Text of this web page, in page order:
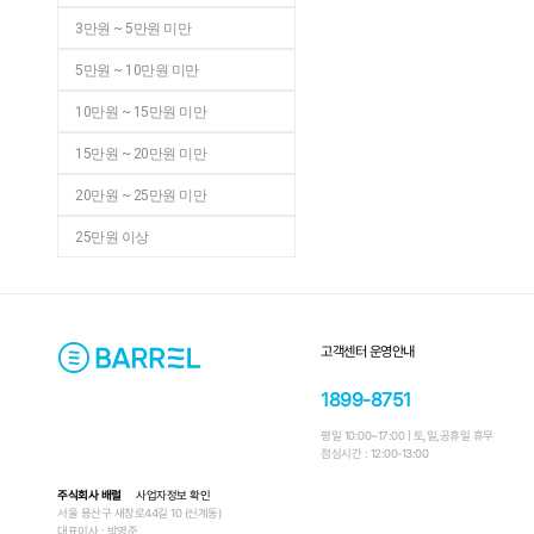
3만원 ~ 5만원 미만
5만원 ~ 10만원 미만
10만원 ~ 15만원 미만
15만원 ~ 20만원 미만
20만원 ~ 25만원 미만
25만원 이상
고객센터 운영안내
1899-8751
평일 10:00~17:00 | 토,일,공휴일 휴무
점심시간 : 12:00-13:00
주식회사 배럴
사업자정보 확인
서울 용산구 새창로44길 10 (신계동)
대표이사 : 박영준